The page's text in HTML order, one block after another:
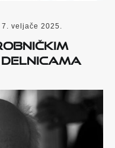
7. veljače 2025.